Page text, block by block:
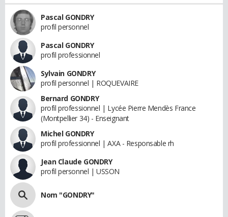
Pascal GONDRY
profil personnel
Pascal GONDRY
profil professionnel
Sylvain GONDRY
profil personnel | ROQUEVAIRE
Bernard GONDRY
profil professionnel | Lycée Pierre Mendès France
(Montpellier 34) - Enseignant
Michel GONDRY
profil professionnel | AXA - Responsable rh
Jean Claude GONDRY
profil personnel | USSON
Nom "GONDRY"